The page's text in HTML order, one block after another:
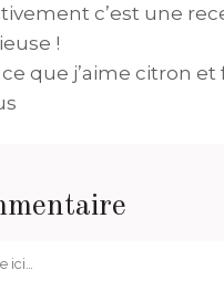
c’est une
!
que j’aime citron et